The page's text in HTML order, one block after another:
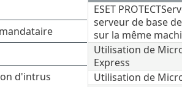
ESET
serveur de base
sur la même
Utilisation de
Express
Utilisation de